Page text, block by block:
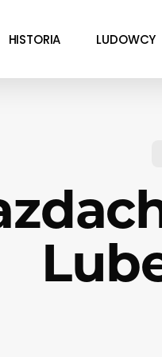
HISTORIA LUDOWCY